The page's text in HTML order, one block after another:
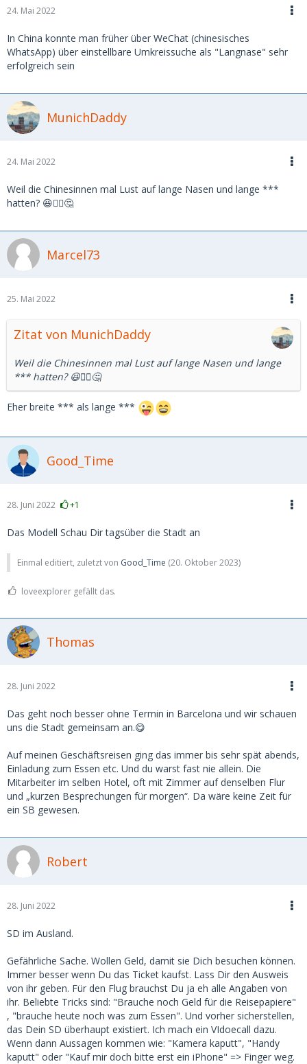
24. Mai 2022
In China konnte man früher über WeChat (chinesisches
WhatsApp) über einstellbare Umkreissuche als "Langnase" sehr
erfolgreich sein
MunichDaddy
24. Mai 2022
Weil die Chinesinnen mal Lust auf lange Nasen und lange ***
hatten? 😆🤷‍♂️🤔
Marcel73
25. Mai 2022
Zitat von MunichDaddy
Weil die Chinesinnen mal Lust auf lange Nasen und lange
*** hatten? 😆🤷‍♂️🤔
Eher breite *** als lange ***
Good_Time
28. Juni 2022 +1
Das Modell Schau Dir tagsüber die Stadt an
Einmal editiert, zuletzt von Good_Time (20. Oktober 2023)
loveexplorer gefällt das.
Thomas
28. Juni 2022
Das geht noch besser ohne Termin in Barcelona und wir schauen
uns die Stadt gemeinsam an.😋
Auf meinen Geschäftsreisen ging das immer bis sehr spät abends,
Einladung zum Essen etc. Und du warst fast nie allein. Die
Mitarbeiter im selben Hotel, oft mit Zimmer auf denselben Flur
und „kurzen Besprechungen für morgen“. Da wäre keine Zeit für
ein SB gewesen.
Robert
28. Juni 2022
SD im Ausland.
Gefährliche Sache. Wollen Geld, damit sie Dich besuchen können.
Immer besser wenn Du das Ticket kaufst. Lass Dir den Ausweis
von ihr geben. Für den Flug brauchst Du ja eh alle Angaben von
ihr. Beliebte Tricks sind: "Brauche noch Geld für die Reisepapiere"
, "brauche heute noch was zum Essen". Und vorher sicherstellen,
das Dein SD überhaupt existiert. Ich mach ein VIdoecall dazu.
Wenn dann Aussagen kommen wie: "Kamera kaputt", "Handy
kaputt" oder "Kauf mir doch bitte erst ein iPhone" => Finger weg.